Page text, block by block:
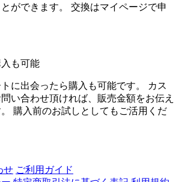
ができます。 交換はマイページで申
も可能
に出会ったら購入も可能です。 カス
い合わせ頂ければ、販売金額をお伝え
購入前のお試しとしてもご活用くだ
せ ご利用ガイド